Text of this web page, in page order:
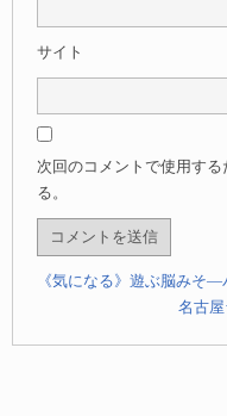
サイト
次回のコメントで使用す
る。
《気になる》遊ぶ脳みそ
名古